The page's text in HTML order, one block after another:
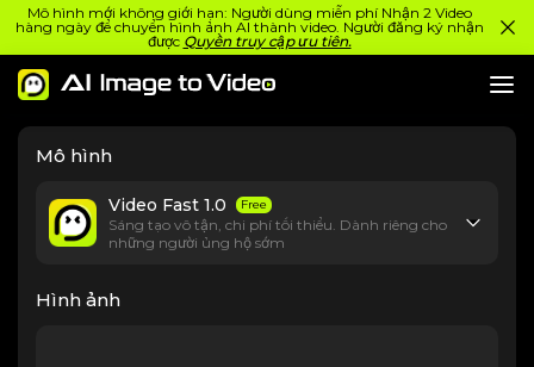
Mô hình mới không giới hạn: Người dùng miễn phí Nhận 2 Video
hàng ngày để chuyển hình ảnh AI thành video. Người đăng ký nhận
được Quyền truy cập ưu tiên.
Mô hình
Video Fast 1.0 Free
Sáng tạo vô tận, chi phí tối thiểu. Dành riêng cho
những người ủng hộ sớm
Hình ảnh